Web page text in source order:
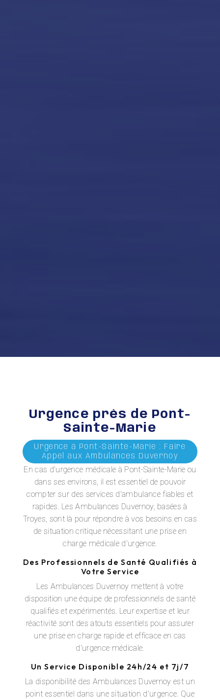
Urgence près de Pont-
Sainte-Marie
Urgence à Pont-Sainte-Marie : Faire
Appel aux Ambulances Duvernoy
En cas d'urgence médicale à Pont-Sainte-Marie ou
dans ses environs, il est essentiel de pouvoir
compter sur des services d'ambulance fiables et
rapides. Les Ambulances Duvernoy, basées à
Troyes, sont là pour répondre à vos besoins en cas
de situation critique nécessitant une prise en
charge médicale d'urgence.
Des Professionnels de Santé Qualifiés à
Votre Service
Les Ambulances Duvernoy mettent à votre
disposition une équipe de professionnels de santé
qualifiés et expérimentés. Leur expertise et leur
réactivité sont des atouts essentiels pour assurer
une prise en charge rapide et efficace en cas
d'urgence médicale.
Un Service Disponible 24h/24 et 7j/7
La disponibilité des Ambulances Duvernoy est un
point essentiel dans une situation d'urgence. Que